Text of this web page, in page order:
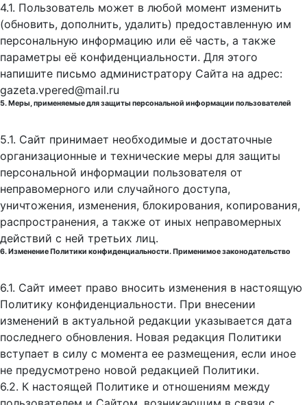
4.1. Пользователь может в любой момент изменить
(обновить, дополнить, удалить) предоставленную им
персональную информацию или её часть, а также
параметры её конфиденциальности. Для этого
напишите письмо администратору Сайта на адрес:
gazeta.vpered@mail.ru
5. Меры, применяемые для защиты персональной информации пользователей
5.1. Сайт принимает необходимые и достаточные
организационные и технические меры для защиты
персональной информации пользователя от
неправомерного или случайного доступа,
уничтожения, изменения, блокирования, копирования,
распространения, а также от иных неправомерных
действий с ней третьих лиц.
6. Изменение Политики конфиденциальности. Применимое законодательство
6.1. Сайт имеет право вносить изменения в настоящую
Политику конфиденциальности. При внесении
изменений в актуальной редакции указывается дата
последнего обновления. Новая редакция Политики
вступает в силу с момента ее размещения, если иное
не предусмотрено новой редакцией Политики.
6.2. К настоящей Политике и отношениям между